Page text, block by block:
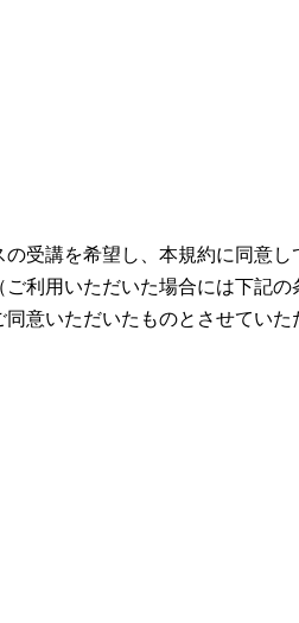
の受講を希望し、本規約に同意し
ご利用いただいた場合には下記の
同意いただいたものとさせていた